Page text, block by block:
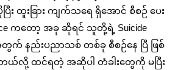
ထူးခြား ကျက်သရေ ရှိအောင် စီစဉ် ပေး
ကတော့ အခု ဆိုရင် သူတို့ရဲ့ Suicide
က် နည်းပညာသစ် တစ်ခု စီစဉ်နေ ပြီ ဖြစ်
တယ်လို့ ထင်ရတဲ့ အဆိုပါ တံခါးတွေကို မပြီး